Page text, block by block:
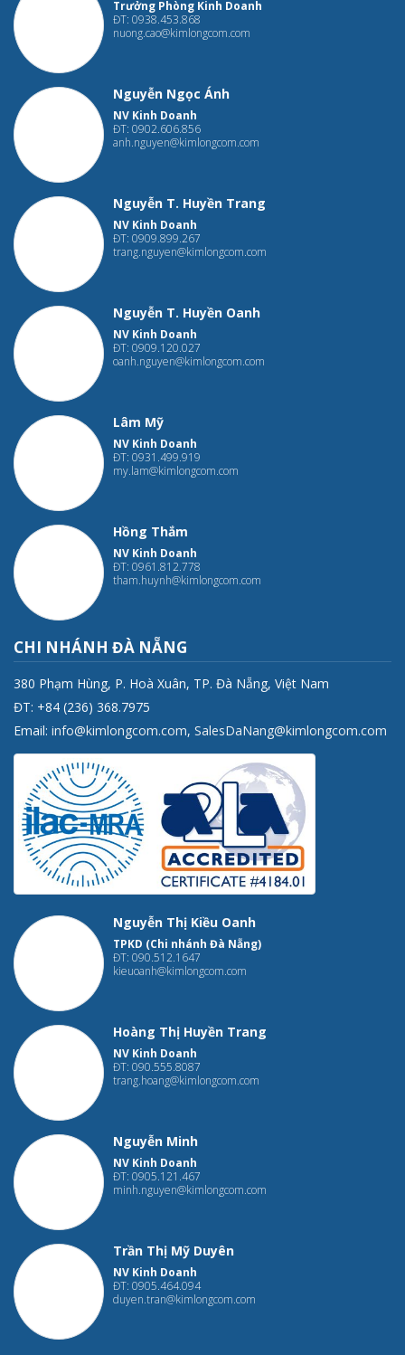
Trưởng Phòng Kinh Doanh
ĐT: 0938.453.868
nuong.cao@kimlongcom.com
Nguyễn Ngọc Ánh
NV Kinh Doanh
ĐT: 0902.606.856
anh.nguyen@kimlongcom.com
Nguyễn T. Huyền Trang
NV Kinh Doanh
ĐT: 0909.899.267
trang.nguyen@kimlongcom.com
Nguyễn T. Huyền Oanh
NV Kinh Doanh
ĐT: 0909.120.027
oanh.nguyen@kimlongcom.com
Lâm Mỹ
NV Kinh Doanh
ĐT: 0931.499.919
my.lam@kimlongcom.com
Hồng Thắm
NV Kinh Doanh
ĐT: 0961.812.778
tham.huynh@kimlongcom.com
CHI NHÁNH ĐÀ NẴNG
380 Phạm Hùng, P. Hoà Xuân, TP. Đà Nẵng, Việt Nam
ĐT: +84 (236) 368.7975
Email: info@kimlongcom.com, SalesDaNang@kimlongcom.com
Nguyễn Thị Kiều Oanh
TPKD (Chi nhánh Đà Nẵng)
ĐT: 090.512.1647
kieuoanh@kimlongcom.com
Hoàng Thị Huyền Trang
NV Kinh Doanh
ĐT: 090.555.8087
trang.hoang@kimlongcom.com
Nguyễn Minh
NV Kinh Doanh
ĐT: 0905.121.467
minh.nguyen@kimlongcom.com
Trần Thị Mỹ Duyên
NV Kinh Doanh
ĐT: 0905.464.094
duyen.tran@kimlongcom.com